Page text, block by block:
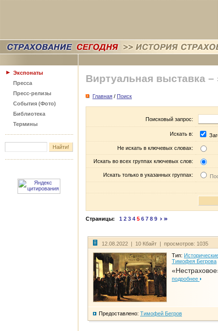
Экспонаты
Пресса
Пресс-релизы
События (Фото)
Библиотека
Термины
Виртуальная выставка –
Главная / Поиск
Поисковый запрос:
Искать в:
Не искать в ключевых словах:
Искать во всех группах ключевых слов:
Искать только в указанных группах:
Страницы: 1 2 3 4 5 6 7 8 9
12.08.2022 | 10 Кбайт | просмотров: 1035
Тип:
Тимофея Бегрова
подробнее
Предоставлено: Тимофей Бегров